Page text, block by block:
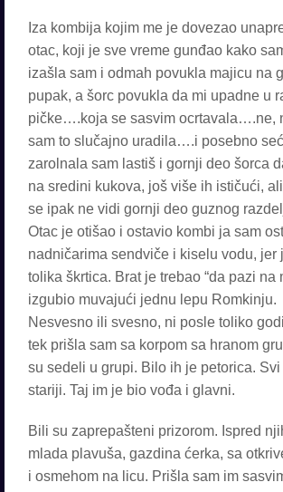
Iza kombija kojim me je dovezao
otac, koji je sve vreme gunđao kako
izašla sam i odmah povukla majicu na
pupak, a šorc povukla da mi upadne u
pičke….koja se sasvim ocrtavala….ne,
sam to slučajno uradila….i posebno
zarolnala sam lastiš i gornji deo šorca
na sredini kukova, još više ih ističući,
se ipak ne vidi gornji deo guznog
Otac je otišao i ostavio kombi ja sam
nadničarima sendviče i kiselu vodu, jer
tolika škrtica. Brat je trebao “da pazi na
izgubio muvajući jednu lepu Romkinju.
Nesvesno ili svesno, ni posle toliko
tek prišla sam sa korpom sa hranom
su sedeli u grupi. Bilo ih je petorica.
stariji. Taj im je bio vođa i glavni.
Bili su zaprepašteni prizorom. Ispred
mlada plavuša, gazdina ćerka, sa
i osmehom na licu. Prišla sam im